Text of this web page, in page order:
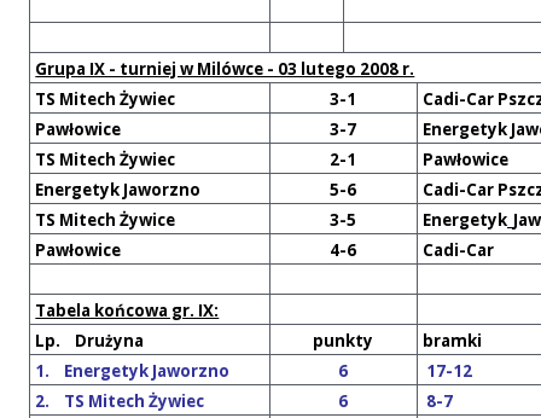
Grupa IX - turniej w Milówce - 03 lutego 2008 r.
TS Mitech Żywiec
3-1
Cadi-Car
Pawłowice
3-7
Energetyk
TS Mitech Żywiec
2-1
Pawłowice
Energetyk Jaworzno
5-6
Cadi-Car
TS Mitech Żywice
3-5
Pawłowice
4-6 Cadi-Car
Tabela końcowa gr. IX:
Lp. Drużyna
punkty
bramki
1. Energetyk Jaworzno
6
17-12
2. TS Mitech Żywiec
6
8-7